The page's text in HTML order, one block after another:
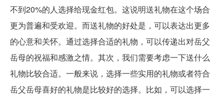
不到20%的人选择给现金红包。这说明送礼物在这个场合
更为普遍和受欢迎。而送礼物的好处是，可以表达出更多
的心意和关怀。通过选择合适的礼物，可以传递出对岳父
岳母的祝福和感激之情。其次，我们需要考虑一下送什么
礼物比较合适。一般来说，选择一些实用的礼物或者符合
岳父岳母喜好的礼物是比较好的选择。比如，可以选择一